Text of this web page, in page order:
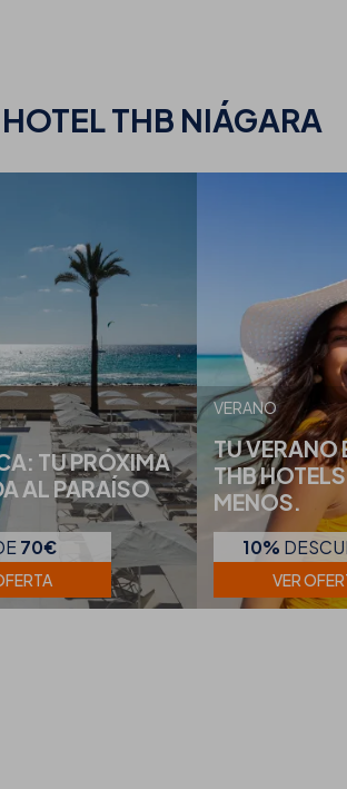
THB NIÁGARA
TU PRÓXIMA
AL PARAÍSO
70€
VERANO
TU VERANO
THB
MENOS.
10%
VER